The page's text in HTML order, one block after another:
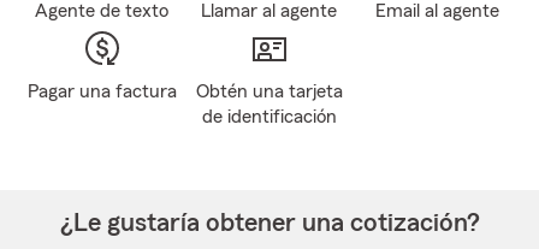
Agente de texto Llamar al agente Email al agente
Pagar una factura
Obtén una tarjeta
de identificación
¿Le gustaría obtener una cotización?